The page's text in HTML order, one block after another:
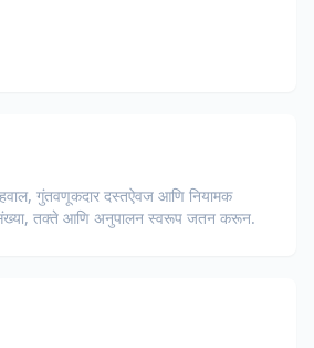
गुंतवणूकदार दस्तऐवज आणि नियामक
संख्या, तक्ते आणि अनुपालन स्वरूप जतन करून.